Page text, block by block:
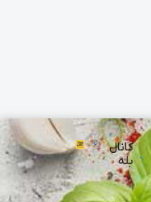
کانال
بله